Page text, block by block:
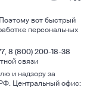
вот быстрый
персональных
и надзору за
. Центральный офис:
,8 (800) 200-18-38
связи